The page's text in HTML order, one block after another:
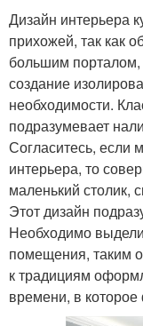
Дизайн интерьера
прихожей, так как
большим порталом,
создание
необходимости.
подразумевает
Согласитесь, если
интерьера, то
маленький столик,
Этот дизайн
Необходимо
помещения, таким
к традициям
времени, в